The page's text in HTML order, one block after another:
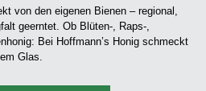
von den eigenen Bienen – regional,
geerntet. Ob Blüten-, Raps-,
Bei Hoffmann’s Honig schmeckt
Glas.